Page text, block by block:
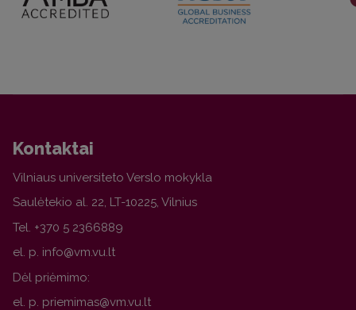
Kontaktai
Vilniaus universiteto Verslo mokykla
Saulėtekio al. 22, LT-10225, Vilnius
Tel. +370 5 2366889
el. p.
Dėl priėmimo:
el. p.